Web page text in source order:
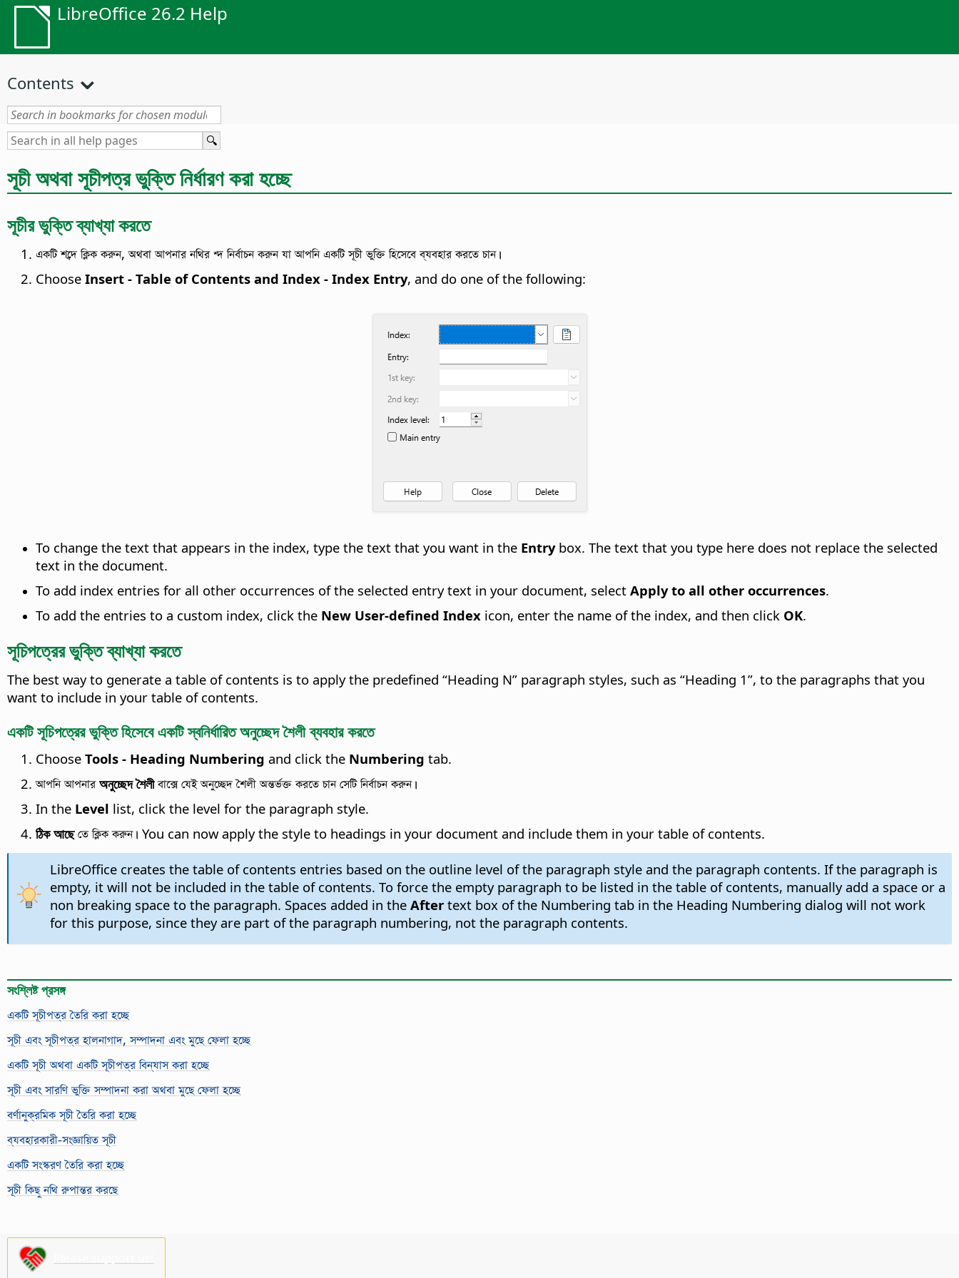
LibreOffice 26.2 Help
Contents
সূচী অথবা সূচীপত্র ভুক্তি নির্ধারণ করা হচ্ছে
সূচীর ভুক্তি ব্যাখ্যা করতে
একটি শব্দে ক্লিক করুন, অথবা আপনার নথির শ্দ নির্বাচন করুন যা আপনি একটি সূচী ভুক্তি হিসেবে ব্যবহার করতে চান।
Choose Insert - Table of Contents and Index - Index Entry, and do one of the following:
To change the text that appears in the index, type the text that you want in the Entrybox. The text that you type here does not replace the selected
text in the document.
To add index entries for all other occurrences of the selected entry text in your document, select Apply to all other occurrences.
To add the entries to a custom index, click the New User-defined Index icon, enter the name of the index, and then click OK.
সূচিপত্রের ভুক্তি ব্যাখ্যা করতে
The best way to generate a table of contents is to apply the predefined “Heading N” paragraph styles, such as “Heading 1”, to the paragraphs that you
want to include in your table of contents.
একটি সূচিপত্রের ভুক্তি হিসেবে একটি স্বনির্ধারিত অনুচ্ছেদ শৈলী ব্যবহার করতে
Choose Tools - Heading Numbering and click the Numbering tab.
আপনি আপনারঅনুচ্ছেদ শৈলীবাক্সে যেই অনুচ্ছেদ শৈলী অন্তর্ভক্ত করতে চান সেটি নির্বাচন করুন।
In the Level list, click the level for the paragraph style.
ঠিক আছেতে ক্লিক করুন। You can now apply the style to headings in your document and include them in your table of contents.
LibreOffice creates the table of contents entries based on the outline level of the paragraph style and the paragraph contents. If the paragraph is
empty, it will not be included in the table of contents. To force the empty paragraph to be listed in the table of contents, manually add a space or a
non breaking space to the paragraph. Spaces added in the Aftertext box of the Numbering tab in the Heading Numbering dialog will not work
for this purpose, since they are part of the paragraph numbering, not the paragraph contents.
সংশ্লিষ্ট প্রসঙ্গ
একটি সূচীপত্র তৈরি করা হচ্ছে
সূচী এবং সূচীপত্র হালনাগাদ, সম্পাদনা এবং মুছে ফেলা হচ্ছে
একটি সূচী অথবা একটি সূচীপত্র বিন্যাস করা হচ্ছে
সূচী এবং সারণি ভুক্তি সম্পাদনা করা অথবা মুছে ফেলা হচ্ছে
বর্ণানুক্রমিক সূচী তৈরি করা হচ্ছে
ব্যবহারকারী-সংজ্ঞায়িত সূচী
একটি সংস্করণ তৈরি করা হচ্ছে
সূচী কিছু নথি রুপান্তর করছে